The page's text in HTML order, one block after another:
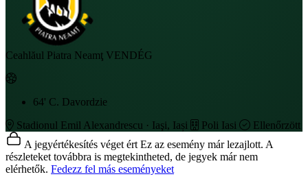
Ceahlăul Piatra Neamţ VENDÉG
64' C. Davordzie
Stadionul Emil Alexandrescu · Iaşi, Iași
Poli Iasi
Ellenőrzött
A jegyértékesítés véget ért Ez az esemény már lezajlott. A
részleteket továbbra is megtekintheted, de jegyek már nem
elérhetők. Fedezz fel más eseményeket